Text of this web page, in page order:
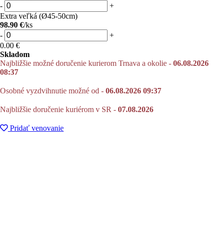
-
+
Extra veľká (Ø45-50cm)
98.90 €/ks
-
+
0.00 €
Skladom
Najbližšie možné doručenie kurierom Trnava a okolie - 06.08.2026
08:37
Osobné vyzdvihnutie možné od - 06.08.2026 09:37
Najbližšie doručenie kuriérom v SR - 07.08.2026
Pridať venovanie